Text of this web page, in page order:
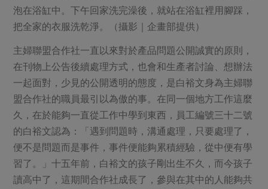
泡在浴缸中。下午回家洗完澡後，就站在浴缸裡用腳踩，
把全家的衣服洗乾淨。（攝影｜企畫部提供）
主婦聯盟合作社一直以來對於產品問題公開誠實的原則，
在刊物上公告後續處理方式，也會和生產者討論、想辦法
一起面對，少見的公開透明的態度，是白裕文身為主婦聯
盟合作社的職員最引以為傲的事。在同一個地方工作這麼
久，在於能夠一直從工作中學到東西，員工編號三十二號
的白裕文認為：「遇到問題時，溝通處理，只要處理了，
便不是問題而是事件，事件便能夠累積經驗，從中便有學
習了。」十五年前，白裕文的孩子剛出生不久，而今孩子
讀高中了，這期間合作社成長了，參與在其中的人能夠共